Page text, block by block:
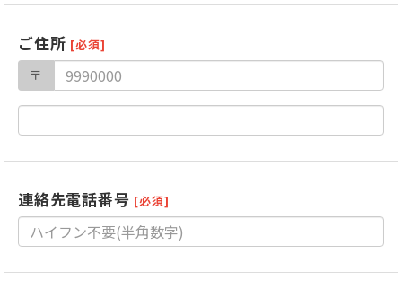
ご住所 [必須]
〒
連絡先電話番号 [必須]